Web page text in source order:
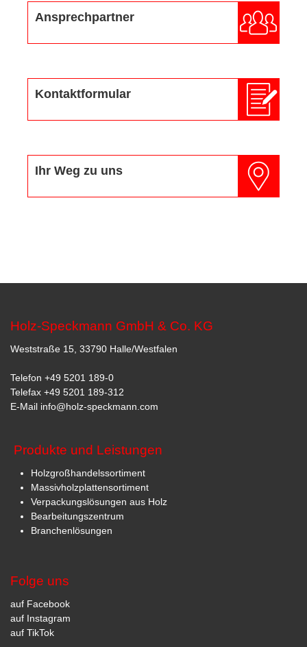
Ansprechpartner
Kontaktformular
Ihr Weg zu uns
Holz-Speckmann GmbH & Co. KG
Weststraße 15, 33790 Halle/Westfalen
Telefon +49 5201 189-0
Telefax +49 5201 189-312
E-Mail info@holz-speckmann.com
Produkte und Leistungen
Holzgroßhandelssortiment
Massivholzplattensortiment
Verpackungslösungen aus Holz
Bearbeitungszentrum
Branchenlösungen
Folge uns
auf Facebook
auf Instagram
auf TikTok